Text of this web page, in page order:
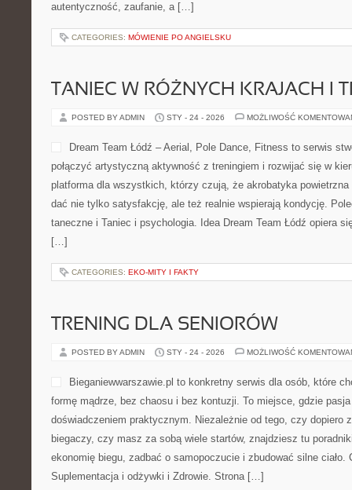
autentyczność, zaufanie, a […]
CATEGORIES: MÓWIENIE PO ANGIELSKU
TANIEC W RÓŻNYCH KRAJACH I
POSTED BY ADMIN STY - 24 - 2026 MOŻLIWOŚĆ
Dream Team Łódź – Aerial, Pole Dance, Fitness to serwis
połączyć artystyczną aktywność z treningiem i rozwijać się w
platforma dla wszystkich, którzy czują, że akrobatyka powietrzna
dać nie tylko satysfakcję, ale też realnie wspierają kondycję.
taneczne i Taniec i psychologia. Idea Dream Team Łódź opiera
[…]
CATEGORIES: EKO-MITY I FAKTY
TRENING DLA SENIORÓW
POSTED BY ADMIN STY - 24 - 2026 MOŻLIWOŚĆ
Bieganiewwarszawie.pl to konkretny serwis dla osób, które
formę mądrze, bez chaosu i bez kontuzji. To miejsce, gdzie
doświadczeniem praktycznym. Niezależnie od tego, czy dopiero
biegaczy, czy masz za sobą wiele startów, znajdziesz tu
ekonomię biegu, zadbać o samopoczucie i zbudować silne ciało.
Suplementacja i odżywki i Zdrowie. Strona […]